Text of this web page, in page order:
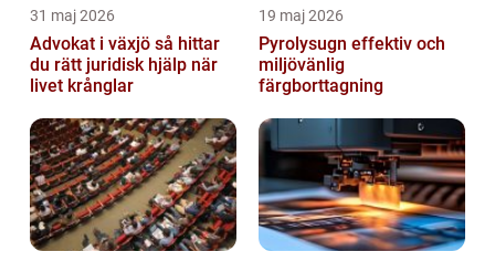
31 maj 2026
Advokat i växjö så hittar
du rätt juridisk hjälp när
livet krånglar
19 maj 2026
Pyrolysugn effektiv och
miljövänlig
färgborttagning